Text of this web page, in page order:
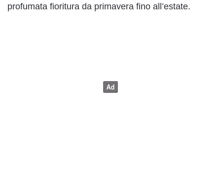
profumata fioritura da primavera fino all’estate.